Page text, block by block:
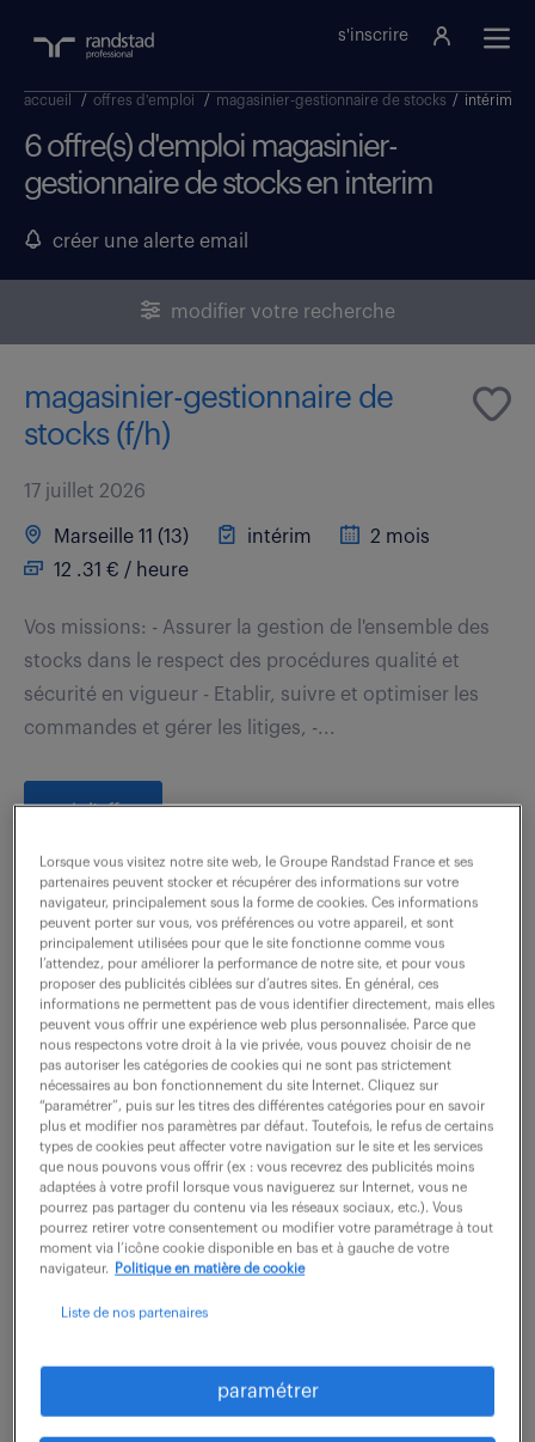
s'inscrire
accueil / offres d'emploi / magasinier-gestionnaire de stocks / intérim
6 offre(s) d'emploi magasinier-
gestionnaire de stocks en interim
créer une alerte email
modifier votre recherche
magasinier-gestionnaire de
stocks (f/h)
17 juillet 2026
Marseille 11 (13) intérim
2 mois
12 .31 € / heure
Vos missions: - Assurer la gestion de l'ensemble des
stocks dans le respect des procédures qualité et
sécurité en vigueur - Etablir, suivre et optimiser les
commandes et gérer les litiges, -...
voir l'offre
gestionnaire magasin - service
maintenance (f/h)
19 juin 2026
Annecy (74) intérim
3 mois
32 000 - 36 000 € / an
Nous sommes à la recherche d'un profil rigoureux et
dynamique pour piloter la gestion du magasin de
pièces techniques. Sous la responsabilité du
Responsable Maintenance, vous jouerez un rôle...
Lorsque vous visitez notre site web, le Groupe Randstad France et ses
partenaires peuvent stocker et récupérer des informations sur votre
navigateur, principalement sous la forme de cookies. Ces informations
peuvent porter sur vous, vos préférences ou votre appareil, et sont
principalement utilisées pour que le site fonctionne comme vous
l’attendez, pour améliorer la performance de notre site, et pour vous
proposer des publicités ciblées sur d’autres sites. En général, ces
informations ne permettent pas de vous identifier directement, mais elles
peuvent vous offrir une expérience web plus personnalisée. Parce que
nous respectons votre droit à la vie privée, vous pouvez choisir de ne
pas autoriser les catégories de cookies qui ne sont pas strictement
nécessaires au bon fonctionnement du site Internet. Cliquez sur
“paramétrer”, puis sur les titres des différentes catégories pour en savoir
plus et modifier nos paramètres par défaut. Toutefois, le refus de certains
types de cookies peut affecter votre navigation sur le site et les services
que nous pouvons vous offrir (ex : vous recevrez des publicités moins
adaptées à votre profil lorsque vous naviguerez sur Internet, vous ne
pourrez pas partager du contenu via les réseaux sociaux, etc.). Vous
pourrez retirer votre consentement ou modifier votre paramétrage à tout
moment via l’icône cookie disponible en bas et à gauche de votre
navigateur.
Politique en matière de cookie
Liste de nos partenaires
paramétrer